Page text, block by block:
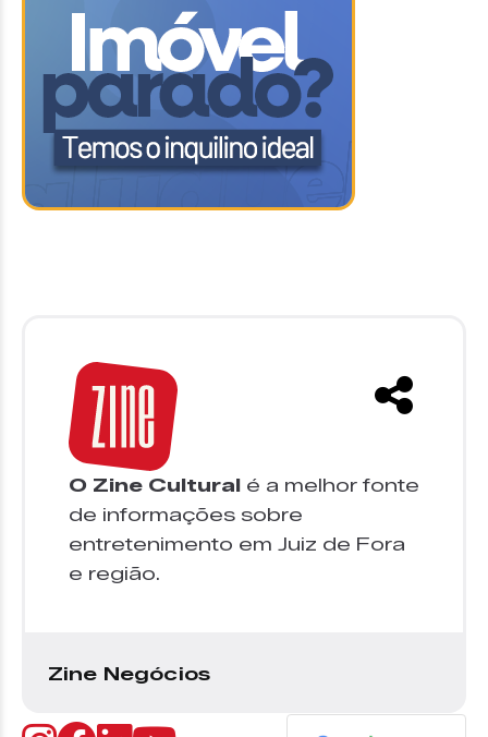
O Zine Cultural é a melhor fonte
de informações sobre
entretenimento em Juiz de Fora
e região.
Zine Negócios